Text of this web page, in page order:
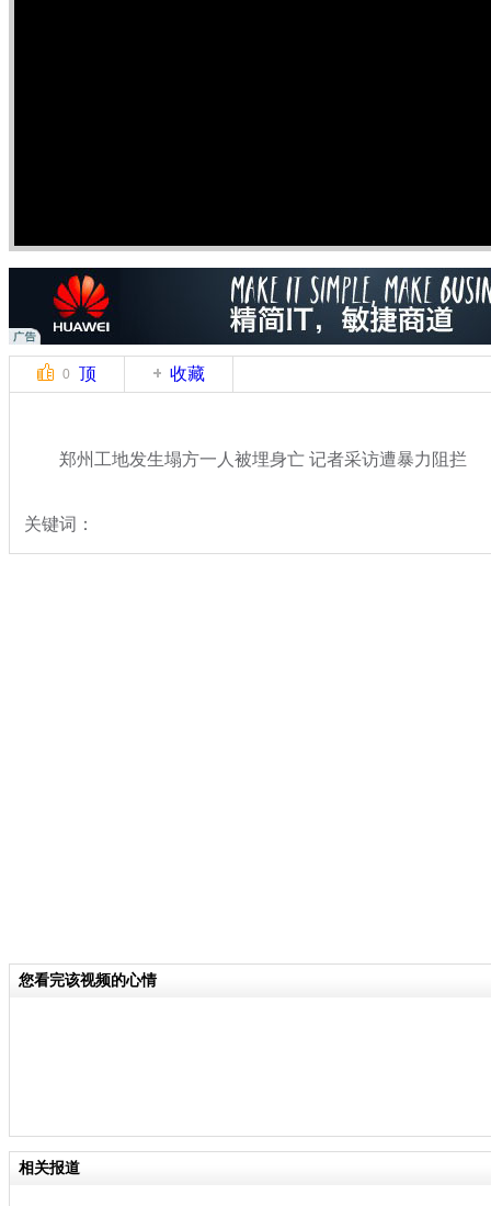
0 顶 收藏
郑州工地发生塌方一人被埋身亡 记者采访遭暴力阻拦
关键词：
您看完该视频的心情
相关报道